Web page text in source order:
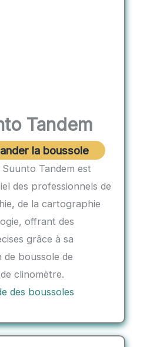
‎Tandem
la boussole
Tandem est
des professionnels de
de la cartographie
offrant des
grâce à sa
de boussole de
clinomètre.
des boussoles